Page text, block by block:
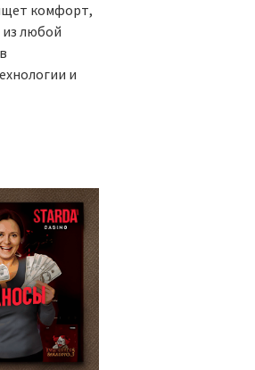
комфорт,
из любой
и